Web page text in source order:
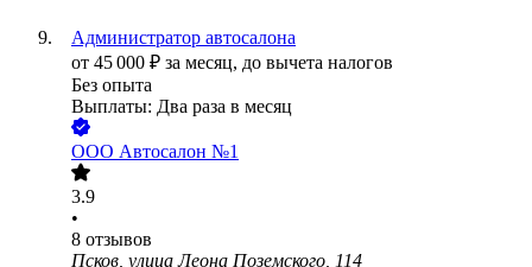
Администратор автосалона
от 45 000 ₽ за месяц, до вычета налогов
Без опыта
Выплаты: Два раза в месяц
ООО Автосалон №1
3.9
•
8 отзывов
Псков, улица Леона Поземского, 114